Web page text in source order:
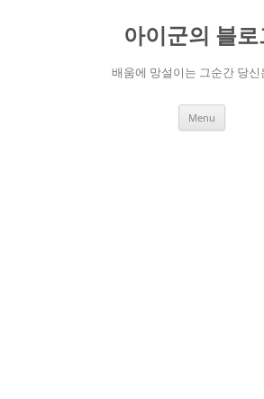
아이군의 블
배움에 망설이는 그순간 당신
Menu